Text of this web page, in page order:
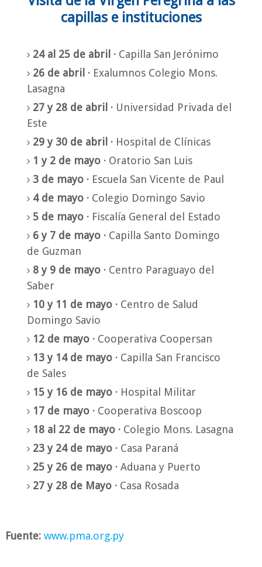
capillas e instituciones
24 al 25 de abril · Capilla San Jerónimo
26 de abril · Exalumnos Colegio Mons.
Lasagna
27 y 28 de abril · Universidad Privada del
Este
29 y 30 de abril · Hospital de Clínicas
1 y 2 de mayo · Oratorio San Luis
3 de mayo · Escuela San Vicente de Paul
4 de mayo · Colegio Domingo Savio
5 de mayo · Fiscalía General del Estado
6 y 7 de mayo · Capilla Santo Domingo
de Guzman
8 y 9 de mayo · Centro Paraguayo del
Saber
10 y 11 de mayo · Centro de Salud
Domingo Savio
12 de mayo · Cooperativa Coopersan
13 y 14 de mayo · Capilla San Francisco
de Sales
15 y 16 de mayo · Hospital Militar
17 de mayo · Cooperativa Boscoop
18 al 22 de mayo · Colegio Mons. Lasagna
23 y 24 de mayo · Casa Paraná
25 y 26 de mayo · Aduana y Puerto
27 y 28 de Mayo · Casa Rosada
Fuente: www.pma.org.py